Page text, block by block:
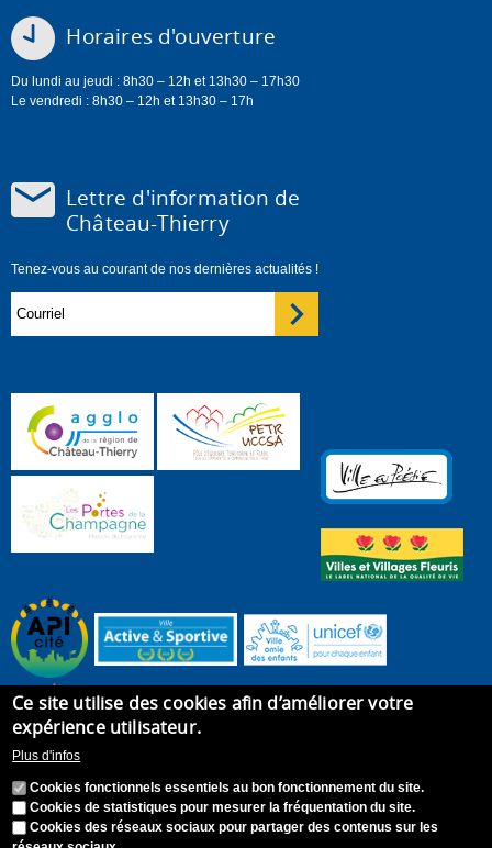
Horaires d'ouverture
Du lundi au jeudi : 8h30 – 12h et 13h30 – 17h30
Le vendredi : 8h30 – 12h et 13h30 – 17h
Lettre d'information de
Château-Thierry
Tenez-vous au courant de nos dernières actualités !
Ce site utilise des cookies afin d’améliorer votre
expérience utilisateur.
Plus d'infos
Cookies fonctionnels essentiels au bon fonctionnement du site.
Cookies de statistiques pour mesurer la fréquentation du site.
Cookies des réseaux sociaux pour partager des contenus sur les